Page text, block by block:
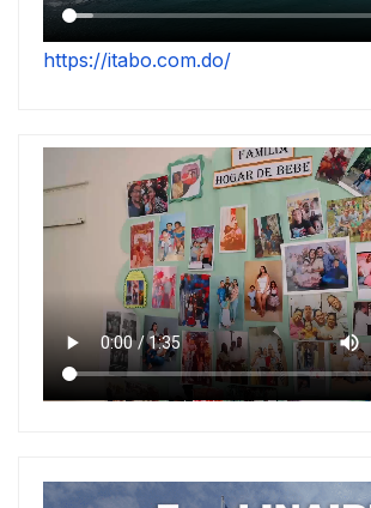
https://itabo.com.do/